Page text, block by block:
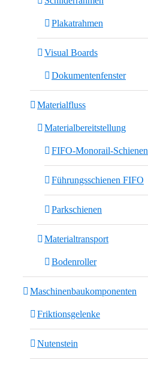
Plakatrahmen
Visual Boards
Dokumentenfenster
Materialfluss
Materialbereitstellung
FIFO-Monorail-Schienen
Führungsschienen FIFO
Parkschienen
Materialtransport
Bodenroller
Maschinenbaukomponenten
Friktionsgelenke
Nutenstein